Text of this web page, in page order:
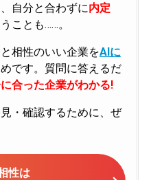
自分と合わずに内定
ことも……。
相性のいい企業をAIに
です。質問に答えるだ
合った企業がわかる!
・確認するために、ぜ
性は